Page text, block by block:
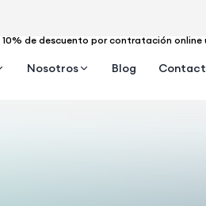
10% de descuento por contratación online
Nosotros Blog